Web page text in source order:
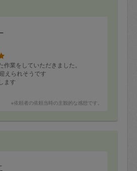
めでなく、丁寧なコミュケーショ
業をしていただきました。
えられそうです
ます
※依頼者の依頼当時の主観的な感想です。